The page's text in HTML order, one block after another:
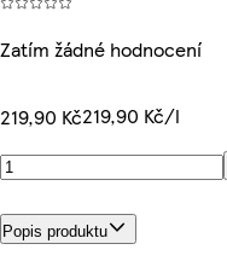
Zatím žádné hodnocení
219,90 Kč219,90 Kč/l
Popis produktu